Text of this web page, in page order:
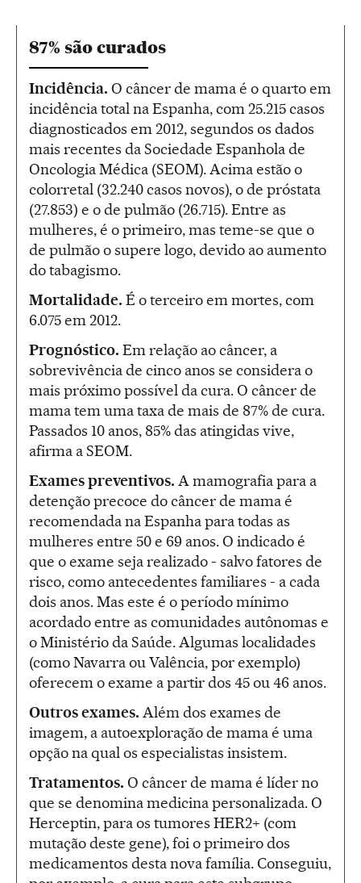
87% são curados
Incidência. O câncer de mama é o quarto em
incidência total na Espanha, com 25.215 casos
diagnosticados em 2012, segundos os dados
mais recentes da Sociedade Espanhola de
Oncologia Médica (SEOM). Acima estão o
colorretal (32.240 casos novos), o de próstata
(27.853) e o de pulmão (26.715). Entre as
mulheres, é o primeiro, mas teme-se que o
de pulmão o supere logo, devido ao aumento
do tabagismo.
Mortalidade. É o terceiro em mortes, com
6.075 em 2012.
Prognóstico. Em relação ao câncer, a
sobrevivência de cinco anos se considera o
mais próximo possível da cura. O câncer de
mama tem uma taxa de mais de 87% de cura.
Passados 10 anos, 85% das atingidas vive,
afirma a SEOM.
Exames preventivos. A mamografia para a
detenção precoce do câncer de mama é
recomendada na Espanha para todas as
mulheres entre 50 e 69 anos. O indicado é
que o exame seja realizado - salvo fatores de
risco, como antecedentes familiares - a cada
dois anos. Mas este é o período mínimo
acordado entre as comunidades autônomas e
o Ministério da Saúde. Algumas localidades
(como Navarra ou Valência, por exemplo)
oferecem o exame a partir dos 45 ou 46 anos.
Outros exames. Além dos exames de
imagem, a autoexploração de mama é uma
opção na qual os especialistas insistem.
Tratamentos. O câncer de mama é líder no
que se denomina medicina personalizada. O
Herceptin, para os tumores HER2+ (com
mutação deste gene), foi o primeiro dos
medicamentos desta nova família. Conseguiu,